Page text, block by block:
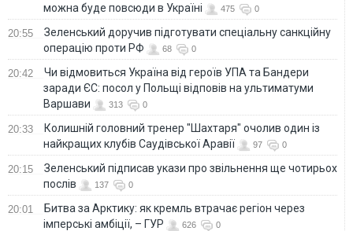
можна буде повсюди в Україні
475 0
20:55
Зеленський доручив підготувати спеціальну санкційну
операцію проти РФ
68 0
20:42
Чи відмовиться Україна від героїв УПА та Бандери
заради ЄС: посол у Польщі відповів на ультиматуми
Варшави
313 0
20:33
Колишній головний тренер "Шахтаря" очолив один із
найкращих клубів Саудівської Аравії
97 0
20:15
Зеленський підписав укази про звільнення ще чотирьох
послів
137 0
20:01
Битва за Арктику: як кремль втрачає регіон через
імперські амбіції, – ГУР
626 0